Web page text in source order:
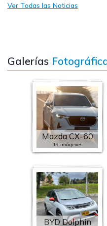
Ver Todas las Noticias
Galerías
Mazda CX-60
19 imágenes
BYD Dolphin